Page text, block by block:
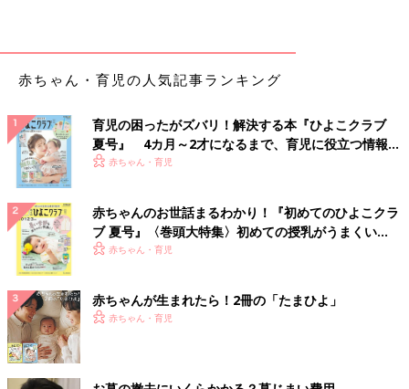
赤ちゃん・育児の人気記事ランキング
育児の困ったがズバリ！解決する本『ひよこクラブ
夏号』 4カ月～2才になるまで、育児に役立つ情報が
いっぱい！
赤ちゃん・育児
赤ちゃんのお世話まるわかり！『初めてのひよこクラ
ブ 夏号』〈巻頭大特集〉初めての授乳がうまくい
く！ おっぱい・ミルクの基本と夏のトラブル 解決テ
赤ちゃん・育児
赤ちゃんが生まれたら！2冊の「たまひよ」
赤ちゃん・育児